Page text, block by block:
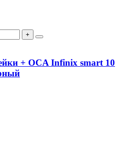
+
+ OCA Infinix smart 10